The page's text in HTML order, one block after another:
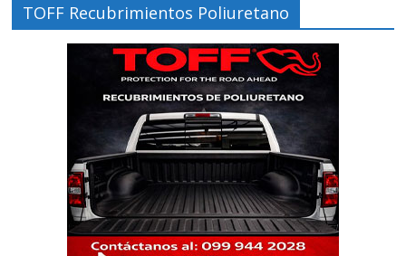
TOFF Recubrimientos Poliuretano